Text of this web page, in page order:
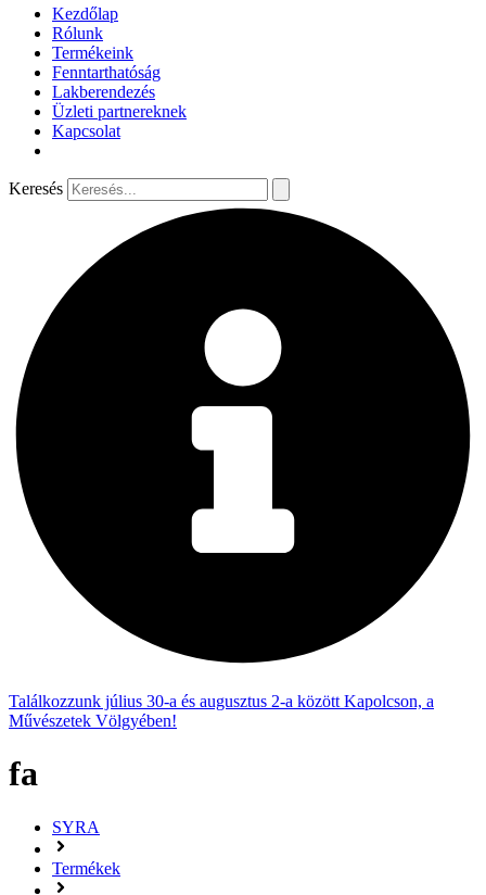
Kezdőlap
Rólunk
Termékeink
Fenntarthatóság
Lakberendezés
Üzleti partnereknek
Kapcsolat
Keresés
Találkozzunk július 30-a és augusztus 2-a között Kapolcson, a
Művészetek Völgyében!
fa
SYRA
Termékek